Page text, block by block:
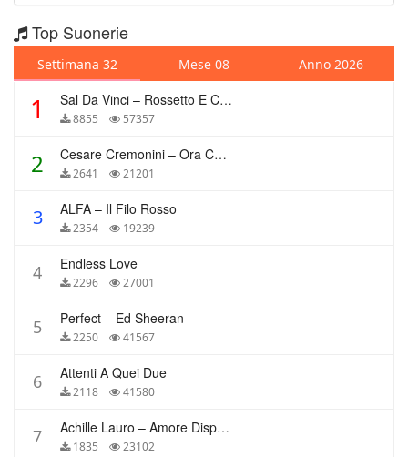
Top Suonerie
Settimana 32 Mese 08 Anno 2026
1 Sal Da Vinci – Rossetto E Caffè
8855 57357
2 Cesare Cremonini – Ora Che Non Ho Più Te
2641 21201
3 ALFA – Il Filo Rosso
2354 19239
4 Endless Love
2296 27001
5 Perfect – Ed Sheeran
2250 41567
6 Attenti A Quei Due
2118 41580
7 Achille Lauro – Amore Disperato
1835 23102